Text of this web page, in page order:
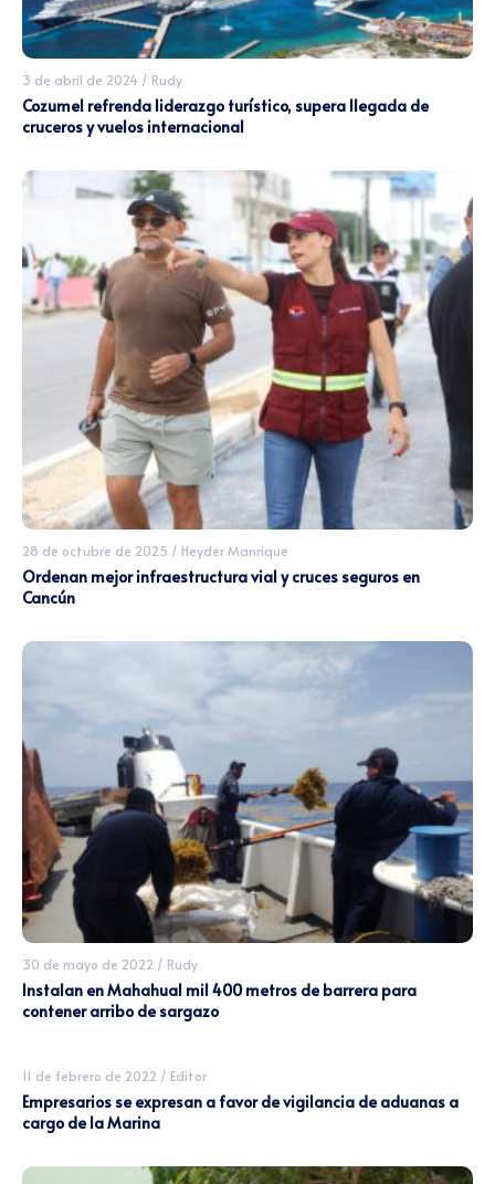
3 de abril de 2024 / Rudy
Cozumel refrenda liderazgo turístico, supera llegada de
cruceros y vuelos internacional
28 de octubre de 2025 / Heyder Manrique
Ordenan mejor infraestructura vial y cruces seguros en
Cancún
30 de mayo de 2022 / Rudy
Instalan en Mahahual mil 400 metros de barrera para
contener arribo de sargazo
11 de febrero de 2022 / Editor
Empresarios se expresan a favor de vigilancia de aduanas a
cargo de la Marina